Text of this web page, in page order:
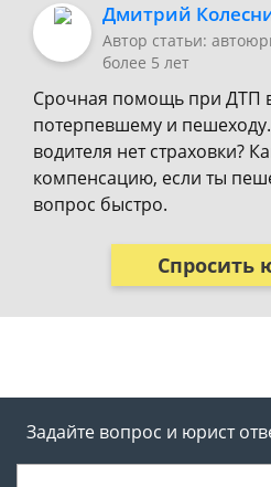
Дмитрий
Автор статьи:
более 5 лет
Срочная помощь при ДТП
потерпевшему и пешеходу.
водителя нет страховки?
компенсацию, если ты
вопрос быстро.
Спросить
Задайте вопрос и юрист